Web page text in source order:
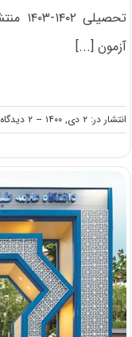
آزمون [...]
انتشار در: ۲ دی, ۱۴۰۰ -- ۲ دیدگاه